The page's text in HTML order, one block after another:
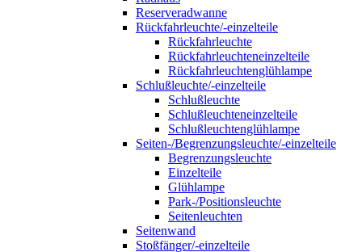
Reserveradwanne
Rückfahrleuchte/-einzelteile
Rückfahrleuchte
Rückfahrleuchteneinzelteile
Rückfahrleuchtenglühlampe
Schlußleuchte/-einzelteile
Schlußleuchte
Schlußleuchteneinzelteile
Schlußleuchtenglühlampe
Seiten-/Begrenzungsleuchte/-einzelteile
Begrenzungsleuchte
Einzelteile
Glühlampe
Park-/Positionsleuchte
Seitenleuchten
Seitenwand
Stoßfänger/-einzelteile